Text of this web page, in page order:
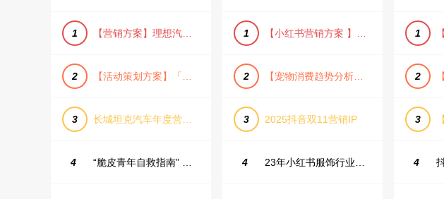
1 【营销方案】理想汽车车主露营户外旅行保客活动策划方案
2 【活动策划方案】「团圆盛景」趣味中秋游园会活动策划方案
3 长城坦克汽车年度营销活动方案
4 “脆皮青年自救指南” 五一城市解压生活节活动策划案
1 【小红书营销方案 】2025小红书节日大促节点大促IP营销方案
2 【宠物消费趋势分析方案】2025年宠物市场消费报告（创意风/橙色风/数据驱动）
3 2025抖音双11营销IP
4 23年小红书服饰行业蒲公英投放指南
1
2
3
4